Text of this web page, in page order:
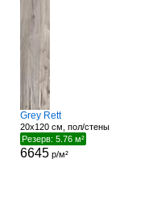
Grey Rett
20x120 см, пол/стены
Резерв: 5.76 м²
6645 р/м²